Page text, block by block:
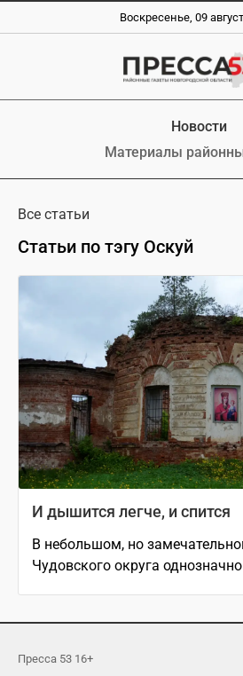
Воскресенье, 09
Новости
Материалы
Все статьи
Статьи по тэгу Оскуй
И дышится легче, и спится
В небольшом, но
Чудовского округа
Пресса 53 16+